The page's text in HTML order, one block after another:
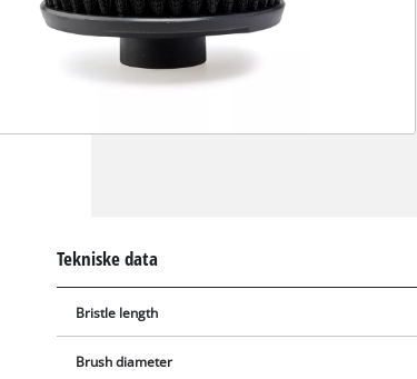
Tekniske data
Bristle length
Brush diameter